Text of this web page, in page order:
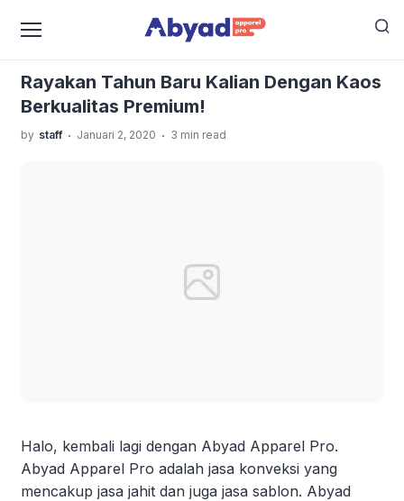
›Rayakan Tahun Baru Kalian
Rayakan Tahun Baru Kalian Dengan Kaos
Berkualitas Premium!
by staff . Januari 2, 2020 . 3 min read
Halo, kembali lagi dengan Abyad Apparel Pro.
Abyad Apparel Pro adalah jasa konveksi yang
mencakup jasa jahit dan juga jasa sablon. Abyad